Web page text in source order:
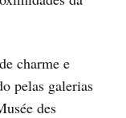
charme e
pelas galerias
des